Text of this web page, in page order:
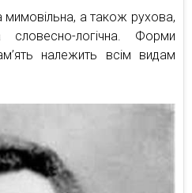
мимовільна, а також рухова,
логічна. Форми
належить всім видам